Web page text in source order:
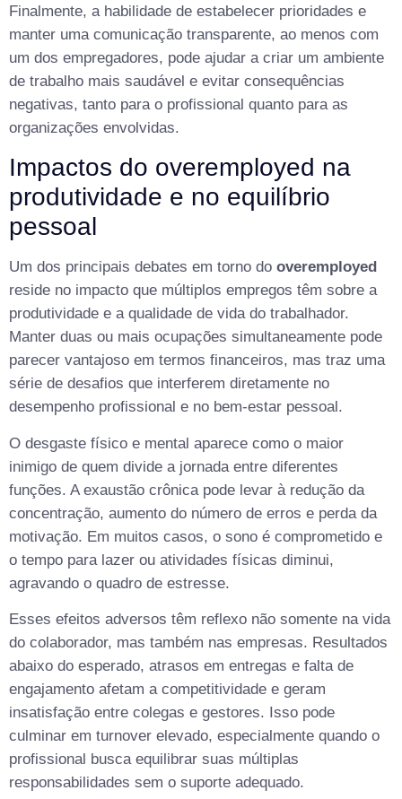
Finalmente, a habilidade de estabelecer prioridades e
manter uma comunicação transparente, ao menos com
um dos empregadores, pode ajudar a criar um ambiente
de trabalho mais saudável e evitar consequências
negativas, tanto para o profissional quanto para as
organizações envolvidas.
Impactos do overemployed na
produtividade e no equilíbrio
pessoal
Um dos principais debates em torno do overemployed
reside no impacto que múltiplos empregos têm sobre a
produtividade e a qualidade de vida do trabalhador.
Manter duas ou mais ocupações simultaneamente pode
parecer vantajoso em termos financeiros, mas traz uma
série de desafios que interferem diretamente no
desempenho profissional e no bem-estar pessoal.
O desgaste físico e mental aparece como o maior
inimigo de quem divide a jornada entre diferentes
funções. A exaustão crônica pode levar à redução da
concentração, aumento do número de erros e perda da
motivação. Em muitos casos, o sono é comprometido e
o tempo para lazer ou atividades físicas diminui,
agravando o quadro de estresse.
Esses efeitos adversos têm reflexo não somente na vida
do colaborador, mas também nas empresas. Resultados
abaixo do esperado, atrasos em entregas e falta de
engajamento afetam a competitividade e geram
insatisfação entre colegas e gestores. Isso pode
culminar em turnover elevado, especialmente quando o
profissional busca equilibrar suas múltiplas
responsabilidades sem o suporte adequado.